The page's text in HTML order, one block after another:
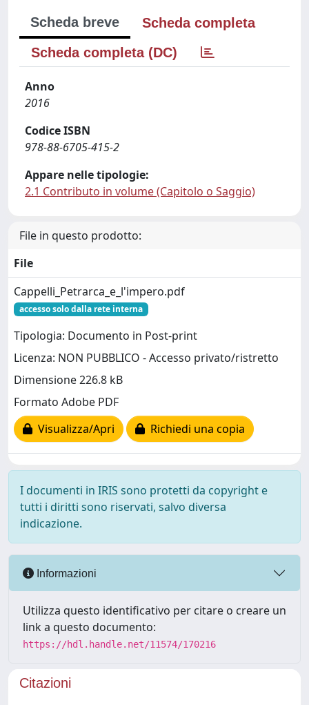
Scheda breve
Scheda completa
Scheda completa (DC)
Anno
2016
Codice ISBN
978-88-6705-415-2
Appare nelle tipologie:
2.1 Contributo in volume (Capitolo o Saggio)
File in questo prodotto:
File
Cappelli_Petrarca_e_l'impero.pdf
accesso solo dalla rete interna
Tipologia: Documento in Post-print
Licenza: NON PUBBLICO - Accesso privato/ristretto
Dimensione 226.8 kB
Formato Adobe PDF
Visualizza/Apri
Richiedi una copia
I documenti in IRIS sono protetti da copyright e
tutti i diritti sono riservati, salvo diversa
indicazione.
Informazioni
Utilizza questo identificativo per citare o creare un
link a questo documento:
https://hdl.handle.net/11574/170216
Citazioni